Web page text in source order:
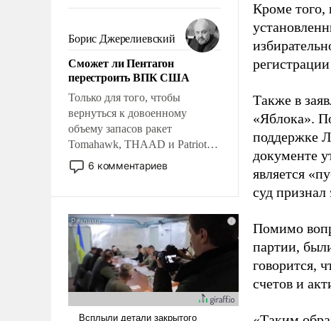
сложна и амбициозна. Однако
и ее реализация радикально
поднимет наши боевые
возможности.
Борис Джерелиевский
Сможет ли Пентагон
перестроить ВПК США
Только для того, чтобы
вернуться к довоенному
объему запасов ракет
Tomahawk, THAAD и Patriot
США потребуется более трех
лет. Даже небольшая война с
Сложившаяся ситуация
означает многолетний период
уязвимости США, например,
перед Китаем.
6 комментариев
Кроме того,
Также в
«Яблока».
поддержке
документе
является
суд признал
Помимо
партии,
говорится,
счетов и